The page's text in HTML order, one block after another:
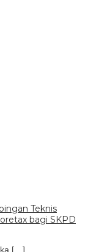
Teknis
bagi SKPD
[…]